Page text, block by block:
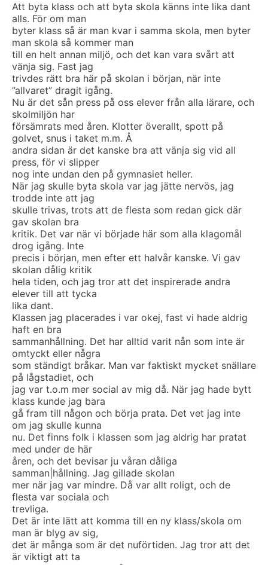
Att byta klass och att byta skola känns inte lika dant
alls. För om man
byter klass så är man kvar i samma skola, men byter
man skola så kommer man
till en helt annan miljö, och det kan vara svårt att
vänja sig. Fast jag
trivdes rätt bra här på skolan i början, när inte
”allvaret” dragit igång.
Nu är det sån press på oss elever från alla lärare, och
skolmiljön har
försämrats med åren. Klotter överallt, spott på
golvet, snus i taket m.m. Å
andra sidan är det kanske bra att vänja sig vid all
press, för vi slipper
nog inte undan den på gymnasiet heller.
När jag skulle byta skola var jag jätte nervös, jag
trodde inte att jag
skulle trivas, trots att de flesta som redan gick där
gav skolan bra
kritik. Det var när vi började här som alla klagomål
drog igång. Inte
precis i början, men efter ett halvår kanske. Vi gav
skolan dålig kritik
hela tiden, och jag tror att det inspirerade andra
elever till att tycka
lika dant.
Klassen jag placerades i var okej, fast vi hade aldrig
haft en bra
sammanhållning. Det har alltid varit nån som inte är
omtyckt eller några
som ständigt bråkar. Man var faktiskt mycket snällare
på lågstadiet, och
jag var t.o.m mer social av mig då. När jag hade bytt
klass kunde jag bara
gå fram till någon och börja prata. Det vet jag inte
om jag skulle kunna
nu. Det finns folk i klassen som jag aldrig har pratat
med under de här
åren, och det bevisar ju våran dåliga
samman|hållning. Jag gillade skolan
mer när jag var mindre. Då var allt roligt, och de
flesta var sociala och
trevliga.
Det är inte lätt att komma till en ny klass/skola om
man är blyg av sig,
det är många som är det nuförtiden. Jag tror att det
är viktigt att ta